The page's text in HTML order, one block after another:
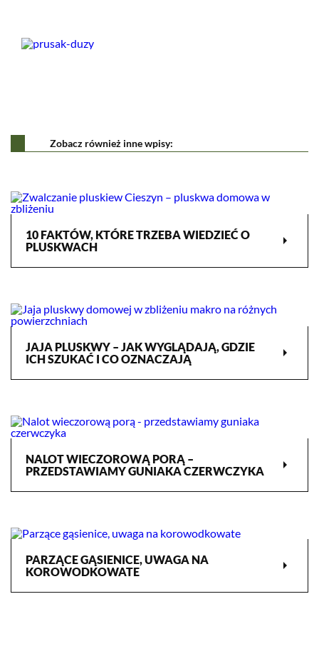
Zobacz również inne wpisy:
10 FAKTÓW, KTÓRE TRZEBA WIEDZIEĆ O
PLUSKWACH
arrow_right
JAJA PLUSKWY – JAK WYGLĄDAJĄ, GDZIE
ICH SZUKAĆ I CO OZNACZAJĄ
arrow_right
NALOT WIECZOROWĄ PORĄ –
PRZEDSTAWIAMY GUNIAKA CZERWCZYKA
arrow_right
PARZĄCE GĄSIENICE, UWAGA NA
KOROWODKOWATE
arrow_right